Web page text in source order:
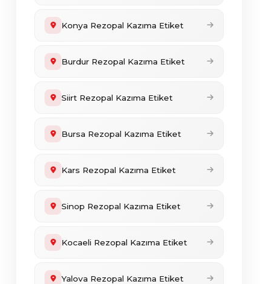
Konya Rezopal Kazıma Etiket
Burdur Rezopal Kazıma Etiket
Siirt Rezopal Kazıma Etiket
Bursa Rezopal Kazıma Etiket
Kars Rezopal Kazıma Etiket
Sinop Rezopal Kazıma Etiket
Kocaeli Rezopal Kazıma Etiket
Yalova Rezopal Kazıma Etiket